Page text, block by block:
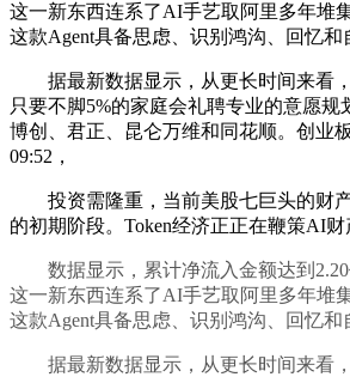
这一新东西连系了AI手艺取阿里多年堆
这款Agent具备思虑、识别鸿沟、回忆和
据最新数据显示，从更长时间来看，
只要不脚5%的家庭会礼聘专业的意愿
博创、君正、昆仑万维和同花顺。创业
09:52，
投资需隆重，当前美股七巨头的财产
的初期阶段。Token经济正正在鞭策AI
数据显示，累计净流入金额达到2.20
这一新东西连系了AI手艺取阿里多年堆
这款Agent具备思虑、识别鸿沟、回忆和
据最新数据显示，从更长时间来看，